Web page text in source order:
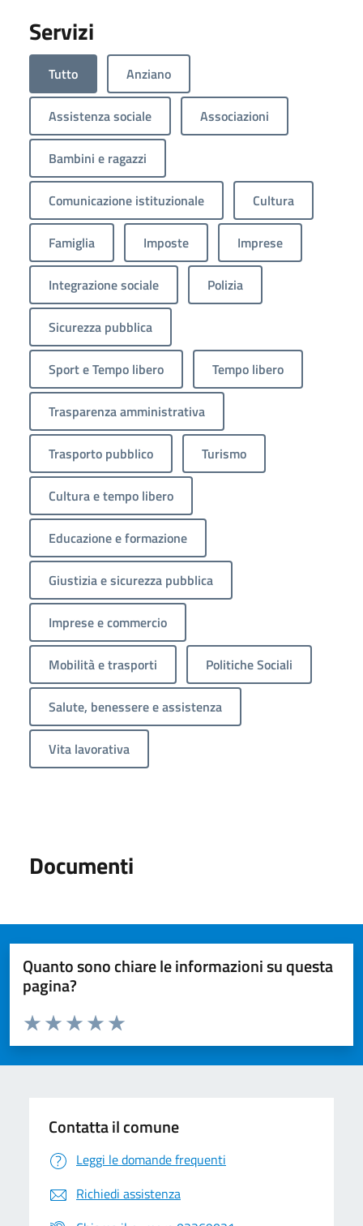
Servizi
Tutto Anziano
Assistenza sociale Associazioni
Bambini e ragazzi
Comunicazione istituzionale Cultura
Famiglia Imposte Imprese
Integrazione sociale Polizia
Sicurezza pubblica
Sport e Tempo libero Tempo libero
Trasparenza amministrativa
Trasporto pubblico Turismo
Cultura e tempo libero
Educazione e formazione
Giustizia e sicurezza pubblica
Imprese e commercio
Mobilità e trasporti Politiche Sociali
Salute, benessere e assistenza
Vita lavorativa
Documenti
Quanto sono chiare le informazioni su questa
pagina?
Valuta da 1 a 5 stelle la pagina
Valuta 5 stelle su 5
Valuta 4 stelle su 5
Valuta 3 stelle su 5
Valuta 2 stelle su 5
Valuta 1 stelle su 5
Contatta il comune
Leggi le domande frequenti
Richiedi assistenza